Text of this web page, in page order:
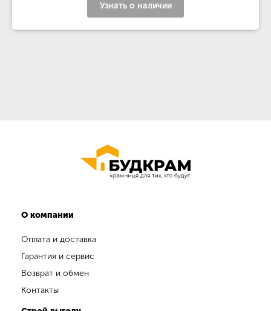
Узнать о наличии
О компании
Оплата и доставка
Гарантия и сервис
Возврат и обмен
Контакты